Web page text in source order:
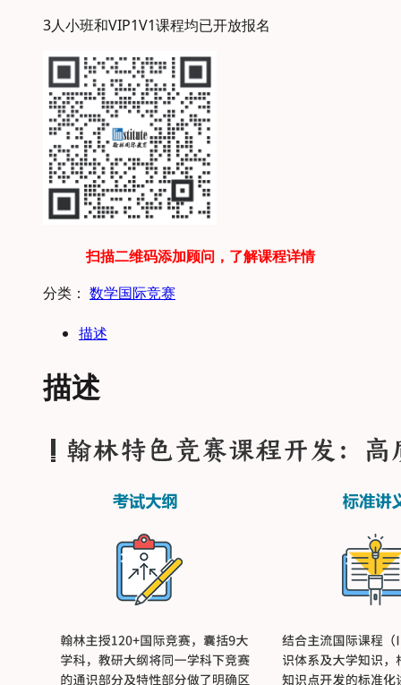
3人小班和VIP1V1课程均已开放报名
扫描二维码添加顾问，了解课程详情
分类： 数学国际竞赛
描述
描述